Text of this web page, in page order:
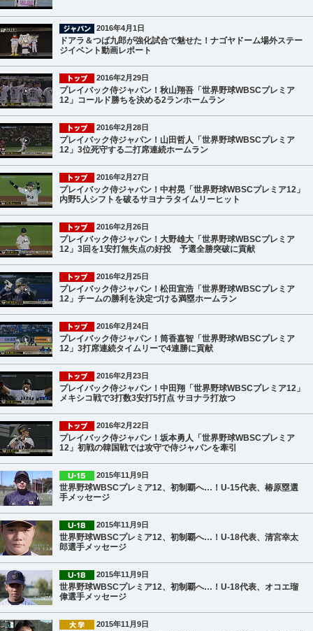
2016年4月1日
ドアラ＆つば九郎が強化試合で魅せた！ナゴヤドーム場外ステー
ジイベント動画レポート
2016年2月29日
プレイバック侍ジャパン！秋山翔吾「世界野球WBSCプレミア
12」コールド勝ちを決める2ランホームラン
2016年2月28日
プレイバック侍ジャパン！山田哲人「世界野球WBSCプレミア
12」3位死守する二打席連続ホームラン
2016年2月27日
プレイバック侍ジャパン！中村晃「世界野球WBSCプレミア12」
内野5人シフトを破るサヨナラタイムリーヒット
2016年2月26日
プレイバック侍ジャパン！大野雄大「世界野球WBSCプレミア
12」3回を1安打無失点の好投 予選全勝突破に貢献
2016年2月25日
プレイバック侍ジャパン！松田宣浩「世界野球WBSCプレミア
12」チームの勝利を決定づける満塁ホームラン
2016年2月24日
プレイバック侍ジャパン！筒香嘉智「世界野球WBSCプレミア
12」3打席連続タイムリーで4連勝に貢献
2016年2月23日
プレイバック侍ジャパン！中田翔「世界野球WBSCプレミア12」
メキシコ戦で3打数3安打5打点 サヨナラ打放つ
2016年2月22日
プレイバック侍ジャパン！坂本勇人「世界野球WBSCプレミア
12」初戦の韓国戦では攻守で侍ジャパンを牽引
2015年11月9日
世界野球WBSCプレミア12、初制覇へ…！U-15代表、椿原塁選
手メッセージ
2015年11月9日
世界野球WBSCプレミア12、初制覇へ…！U-18代表、清宮幸太
郎選手メッセージ
2015年11月9日
世界野球WBSCプレミア12、初制覇へ…！U-18代表、オコエ瑠
偉選手メッセージ
2015年11月9日